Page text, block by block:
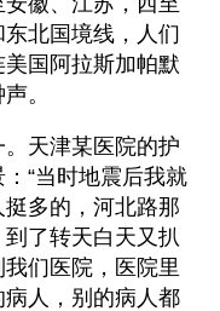
北国境线，人们
国阿拉斯加帕默
。
天津某医院的护
“当时地震后我就
多的，河北路那
了转天白天又扒
们医院，医院里
人，别的病人都